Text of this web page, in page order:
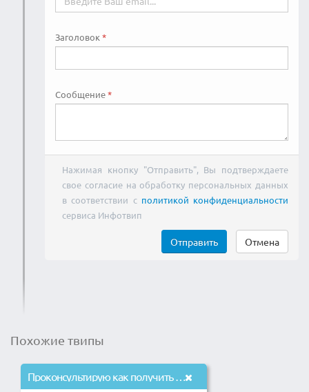
Заголовок
Сообщение
Нажимая кнопку "Отправить", Вы подтверждаете
свое согласие на обработку персональных данных
в соответствии с политикой конфиденциальности
сервиса Инфотвип
Отправить Отмена
Похожие твипы
Проконсультирую как получить инвестиции на развитие или идею